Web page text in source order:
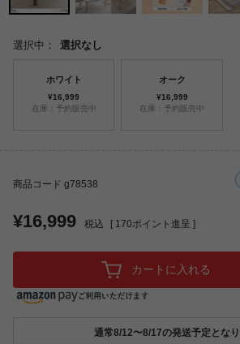
選択中： 選択なし
ホワイト
¥16,999
在庫：予約販売中
オーク
¥16,999
在庫：予約販売中
商品コード g78538
¥16,999 税込 [ 170ポイント進呈 ]
カートに入れる
通常8/12〜8/17の発送予定となり